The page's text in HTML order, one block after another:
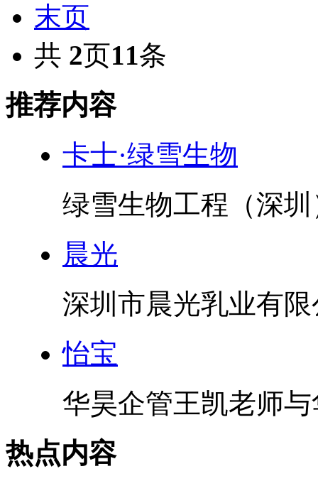
末页
共 2页11条
推荐内容
卡士·绿雪生物
绿雪生物工程（深
晨光
深圳市晨光乳业有
怡宝
华昊企管王凯老师
热点内容